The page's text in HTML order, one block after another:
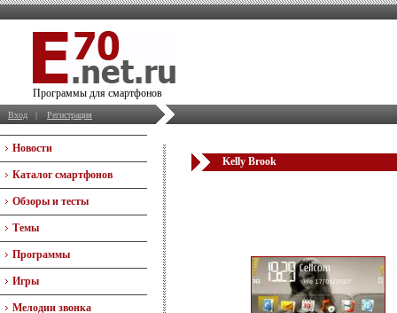
Программы для смартфонов
Вход | Регистрация
Новости
Каталог смартфонов
Обзоры и тесты
Темы
Программы
Игры
Мелодии звонка
Kelly Brook